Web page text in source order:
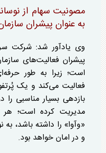
مصونیت سهام از
به عنوان پیشران
وی یادآور شد: شرکت
پیشران فعالیت‌های
است؛ زیرا به طور
فعالیت می‌کند و یک
بازدهی بسیار مناسبی
مدیریت کرده است؛ هر
«وآوا» را داشته باشد،
و در امان خواهد بود.